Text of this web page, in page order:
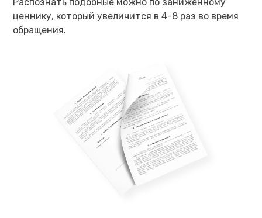
ценнику, который увеличится в 4-8 раз во время
обращения.